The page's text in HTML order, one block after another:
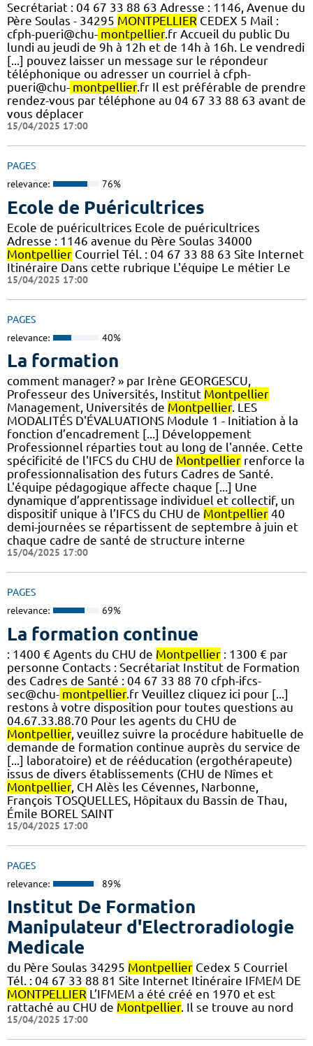
Secrétariat : 04 67 33 88 63 Adresse : 1146, Avenue du
Père Soulas - 34295 MONTPELLIER CEDEX 5 Mail :
cfph-pueri@chu- montpellier.fr Accueil du public Du
lundi au jeudi de 9h à 12h et de 14h à 16h. Le vendredi
[...] pouvez laisser un message sur le répondeur
téléphonique ou adresser un courriel à cfph-
pueri@chu- montpellier.fr Il est préférable de prendre
rendez-vous par téléphone au 04 67 33 88 63 avant de
vous déplacer
15/04/2025 17:00
PAGES
relevance: 76%
Ecole de Puéricultrices
Ecole de puéricultrices Ecole de puéricultrices
Adresse : 1146 avenue du Père Soulas 34000
Montpellier Courriel Tél. : 04 67 33 88 63 Site Internet
Itinéraire Dans cette rubrique L'équipe Le métier Le
15/04/2025 17:00
PAGES
relevance: 40%
La formation
comment manager? » par Irène GEORGESCU,
Professeur des Universités, Institut Montpellier
Management, Universités de Montpellier. LES
MODALITÉS D'ÉVALUATIONS Module 1 - Initiation à la
fonction d’encadrement [...] Développement
Professionnel réparties tout au long de l'année. Cette
spécificité de l'IFCS du CHU de Montpellier renforce la
professionnalisation des futurs Cadres de Santé.
L'équipe pédagogique affecte chaque [...] Une
dynamique d’apprentissage individuel et collectif, un
dispositif unique à l’IFCS du CHU de Montpellier 40
demi-journées se répartissent de septembre à juin et
chaque cadre de santé de structure interne
15/04/2025 17:00
PAGES
relevance: 69%
La formation continue
: 1400 € Agents du CHU de Montpellier : 1300 € par
personne Contacts : Secrétariat Institut de Formation
des Cadres de Santé : 04 67 33 88 70 cfph-ifcs-
sec@chu- montpellier.fr Veuillez cliquez ici pour [...]
restons à votre disposition pour toutes questions au
04.67.33.88.70 Pour les agents du CHU de
Montpellier, veuillez suivre la procédure habituelle de
demande de formation continue auprès du service de
[...] laboratoire) et de rééducation (ergothérapeute)
issus de divers établissements (CHU de Nîmes et
Montpellier, CH Alès les Cévennes, Narbonne,
François TOSQUELLES, Hôpitaux du Bassin de Thau,
Émile BOREL SAINT
15/04/2025 17:00
PAGES
relevance: 89%
Institut De Formation
Manipulateur d'Electroradiologie
Medicale
du Père Soulas 34295 Montpellier Cedex 5 Courriel
Tél. : 04 67 33 88 81 Site Internet Itinéraire IFMEM DE
MONTPELLIER L’IFMEM a été créé en 1970 et est
rattaché au CHU de Montpellier. Il se trouve au nord
15/04/2025 17:00